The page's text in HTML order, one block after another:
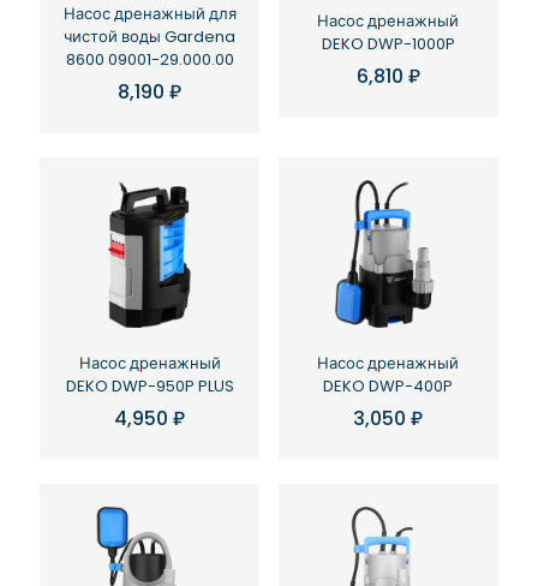
Насос дренажный для
чистой воды Gardena
8600 09001-29.000.00
8,190₽
Насос дренажный
DEKO DWP-1000P
6,810 ₽
Насос дренажный
DEKO DWP-950P PLUS
4,950₽
Насос дренажный
DEKO DWP-400P
3,050₽